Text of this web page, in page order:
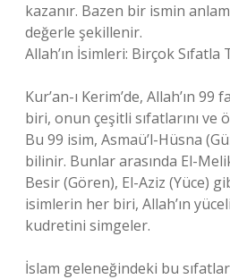
kazanır. Bazen bir ismin
değerle şekillenir.
Allah’ın İsimleri: Birçok Sıfatla
Kur’an-ı Kerim’de, Allah’ın 99
biri, onun çeşitli sıfatlarını ve
Bu 99 isim, Asmaü’l-Hüsna
bilinir. Bunlar arasında El-
Besir (Gören), El-Aziz (Yüce)
isimlerin her biri, Allah’ın
kudretini simgeler.
İslam geleneğindeki bu